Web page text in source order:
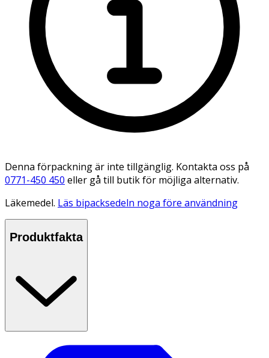
Denna förpackning är inte tillgänglig. Kontakta oss på
0771-450 450 eller gå till butik för möjliga alternativ.
Läkemedel. Läs bipacksedeln noga före användning
Produktfakta